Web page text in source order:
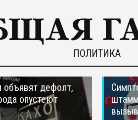
ПОЛИТИКА
объявят дефолт,
опустеют